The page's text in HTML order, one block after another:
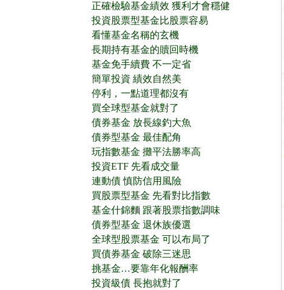
正確檢驗基金績效 獲利才會穩健
投資股票型基金比股票容易
看懂基金名稱的玄機
長期持有基金的贖回時機
基金免手續費 不一定省
簡單投資 績效自然美
停利，一點道理都沒有
買全球型基金就對了
債券基金 放長線釣大魚
債券型基金 最佳配角
玩指數基金 攤平法勝率高
投資ETF 先看成交量
連動債 慎防信用風險
買股票型基金 先看對比指數
基金什錦麵 跟著股票指數調味
債券型基金 退休族優選
全球型股票基金 可以布局了
買債券基金 破除三迷思
挑基金…要靠年化報酬率
投資級債 長抱就對了